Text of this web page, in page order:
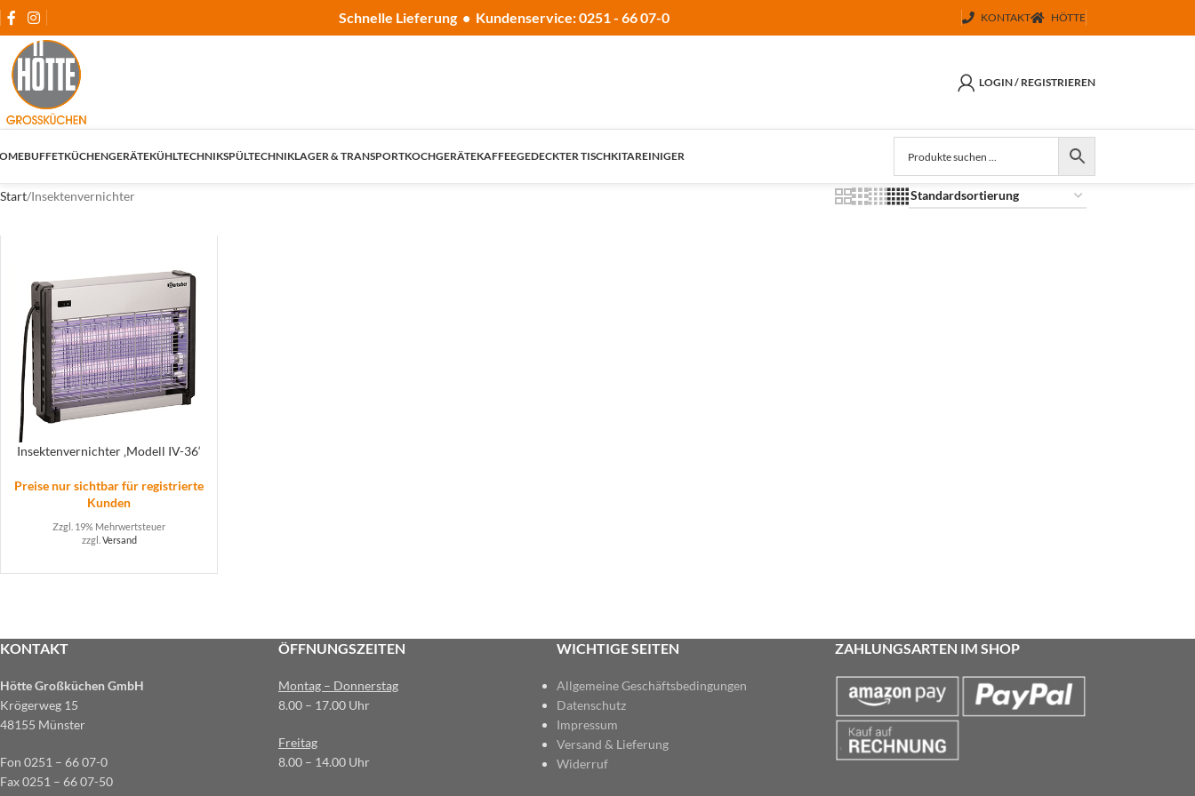
Schnelle Lieferung • Kundenservice: 0251 - 66 07-0 KONTAKT HÖTTE
LOGIN / REGISTRIEREN
BUFFETKÜCHENGERÄTEKÜHLTECHNIKSPÜLTECHNIKLAGER & TRANSPORTKOCHGERÄTEKAFFEEGEDECKTER TISCHKITAREINIGER
Start Insektenvernichter
Insektenvernichter ‚Modell IV-36‘
Preise nur sichtbar für registrierte
Kunden
Zzgl. 19% Mehrwertsteuer
zzgl. Versand
KONTAKT
Hötte Großküchen GmbH
Krögerweg 15
48155 Münster
Fon 0251 – 66 07-0
Fax 0251 – 66 07-50
ÖFFNUNGSZEITEN
Montag – Donnerstag
8.00 – 17.00 Uhr
Freitag
8.00 – 14.00 Uhr
WICHTIGE SEITEN
Allgemeine Geschäftsbedingungen
Datenschutz
Impressum
Versand & Lieferung
Widerruf
ZAHLUNGSARTEN IM SHOP